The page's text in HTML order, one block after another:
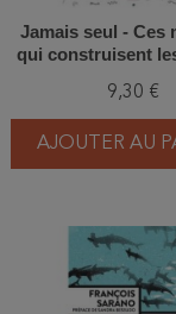
Jamais seul - Ces
qui construisent
civilisations
9,30 €
AJOUTER AU